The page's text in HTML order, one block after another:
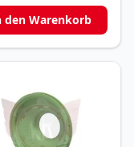
den Warenkorb